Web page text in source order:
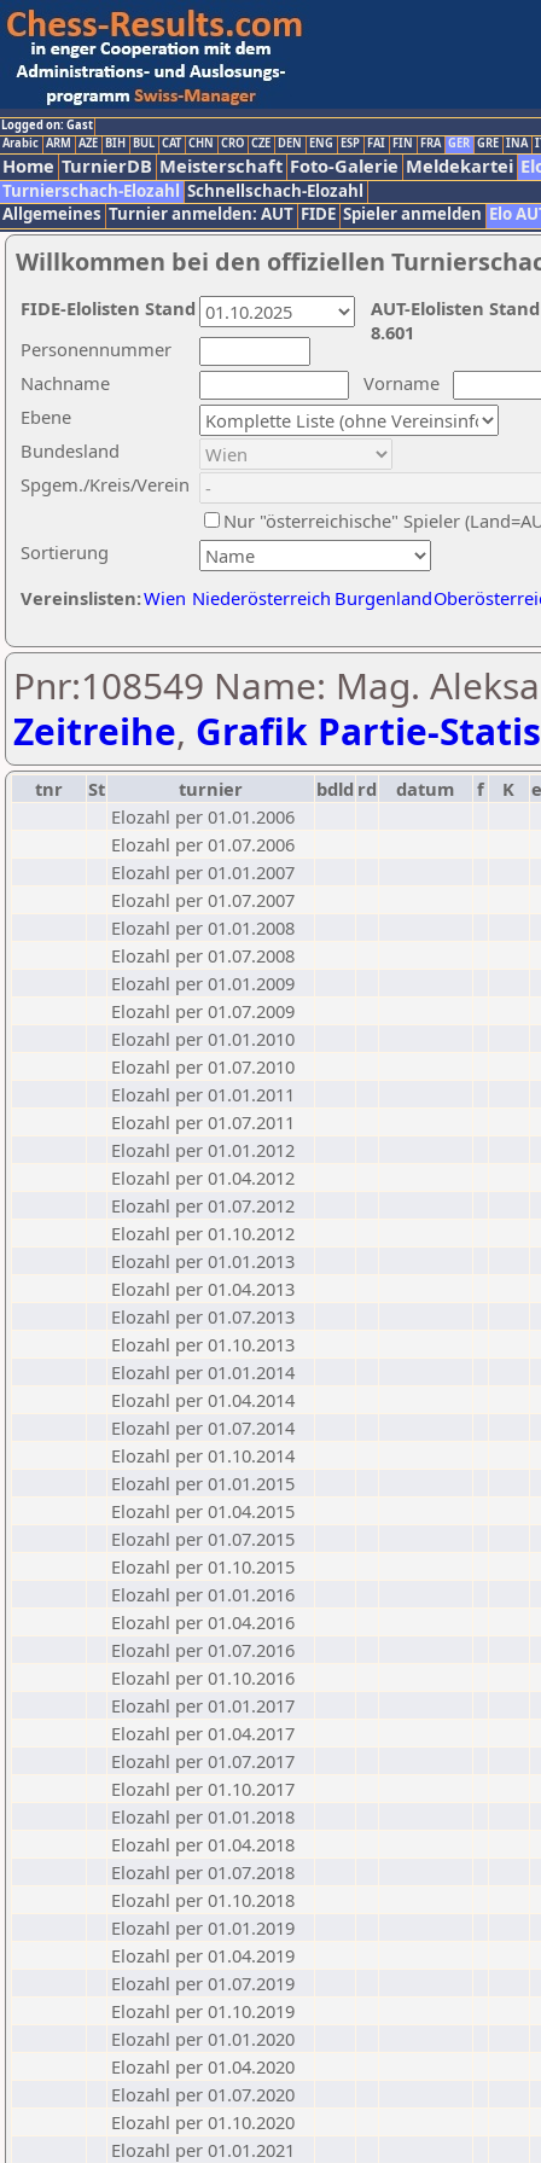
Logged on: Gast
Arabic ARM AZE BIH BUL CAT CHN CRO CZE DEN ENG ESP FAI FIN FRA GER GRE INA
Home TurnierDB Meisterschaft Foto-Galerie Meldekartei
Turnierschach-Elozahl Schnellschach-Elozahl
Allgemeines Turnier anmelden: AUT FIDE Spieler anmelden Elo
Willkommen bei den offiziellen
Nachname
Vorname
Ebene
Sortierung
Personennummer
Bundesland
Spgem./Kreis/Verein
Nur "österreichische" Spieler
Vereinslisten:Wien Niederösterreich Burgenland
AUT-Elolisten
8.601
FIDE-Elolisten Stand
Pnr:108549 Name: Mag.
Zeitreihe, Grafik Partie-
tnr St turnier bdld rd datum f K
Elozahl per 01.01.2006
Elozahl per 01.07.2006
Elozahl per 01.01.2007
Elozahl per 01.07.2007
Elozahl per 01.01.2008
Elozahl per 01.07.2008
Elozahl per 01.01.2009
Elozahl per 01.07.2009
Elozahl per 01.01.2010
Elozahl per 01.07.2010
Elozahl per 01.01.2011
Elozahl per 01.07.2011
Elozahl per 01.01.2012
Elozahl per 01.04.2012
Elozahl per 01.07.2012
Elozahl per 01.10.2012
Elozahl per 01.01.2013
Elozahl per 01.04.2013
Elozahl per 01.07.2013
Elozahl per 01.10.2013
Elozahl per 01.01.2014
Elozahl per 01.04.2014
Elozahl per 01.07.2014
Elozahl per 01.10.2014
Elozahl per 01.01.2015
Elozahl per 01.04.2015
Elozahl per 01.07.2015
Elozahl per 01.10.2015
Elozahl per 01.01.2016
Elozahl per 01.04.2016
Elozahl per 01.07.2016
Elozahl per 01.10.2016
Elozahl per 01.01.2017
Elozahl per 01.04.2017
Elozahl per 01.07.2017
Elozahl per 01.10.2017
Elozahl per 01.01.2018
Elozahl per 01.04.2018
Elozahl per 01.07.2018
Elozahl per 01.10.2018
Elozahl per 01.01.2019
Elozahl per 01.04.2019
Elozahl per 01.07.2019
Elozahl per 01.10.2019
Elozahl per 01.01.2020
Elozahl per 01.04.2020
Elozahl per 01.07.2020
Elozahl per 01.10.2020
Elozahl per 01.01.2021